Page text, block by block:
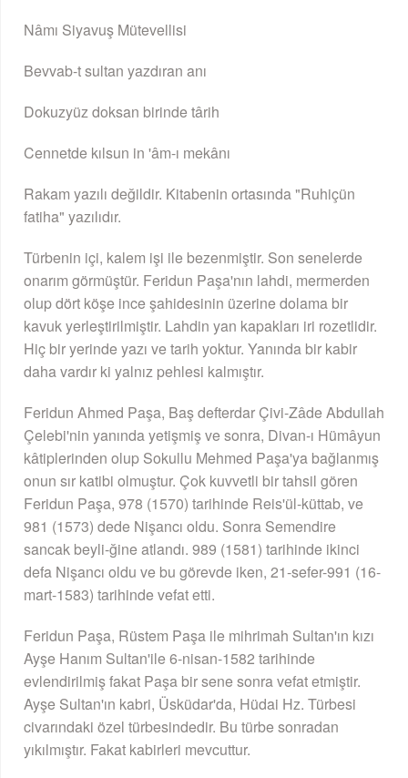
Nâmı Siyavuş Mütevellisi
Bevvab-t sultan yazdıran anı
Dokuzyüz doksan birinde târih
Cennetde kılsun in 'âm-ı mekânı
Rakam yazılı değildir. Kitabenin ortasında "Ruhiçün
fatiha" yazılıdır.
Türbenin içi, kalem işi ile bezenmiştir. Son senelerde
onarım görmüştür. Feridun Paşa'nın lahdi, mermerden
olup dört köşe ince şahidesinin üzerine dolama bir
kavuk yerleştirilmiştir. Lahdin yan kapakları iri rozetlidir.
Hiç bir yerinde yazı ve tarih yoktur. Yanında bir kabir
daha vardır ki yalnız pehlesi kalmıştır.
Feridun Ahmed Paşa, Baş defterdar Çivi-Zâde Abdullah
Çelebi'nin yanında yetişmiş ve sonra, Divan-ı Hümâyun
kâtiplerinden olup Sokullu Mehmed Paşa'ya bağlanmış
onun sır katibi olmuştur. Çok kuvvetli bir tahsil gören
Feridun Paşa, 978 (1570) tarihinde Reis'ül-küttab, ve
981 (1573) dede Nişancı oldu. Sonra Semendire
sancak beyli-ğine atlandı. 989 (1581) tarihinde ikinci
defa Nişancı oldu ve bu görevde iken, 21-sefer-991 (16-
mart-1583) tarihinde vefat etti.
Feridun Paşa, Rüstem Paşa ile mihrimah Sultan'ın kızı
Ayşe Hanım Sultan'ile 6-nisan-1582 tarihinde
evlendirilmiş fakat Paşa bir sene sonra vefat etmiştir.
Ayşe Sultan'ın kabri, Üsküdar'da, Hüdai Hz. Türbesi
civarındaki özel türbesindedir. Bu türbe sonradan
yıkılmıştır. Fakat kabirleri mevcuttur.